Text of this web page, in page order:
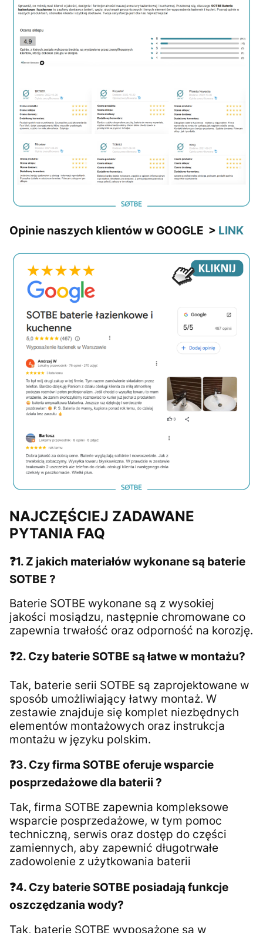
Opinie naszych klientów w GOOGLE > LINK
NAJCZĘŚCIEJ ZADAWANE
PYTANIA FAQ
❓1. Z jakich materiałów wykonane są baterie
SOTBE ?
Baterie SOTBE wykonane są z wysokiej
jakości mosiądzu, następnie chromowane co
zapewnia trwałość oraz odporność na korozję.
❓2. Czy baterie SOTBE są łatwe w montażu?
Tak, baterie serii SOTBE są zaprojektowane w
sposób umożliwiający łatwy montaż. W
zestawie znajduje się komplet niezbędnych
elementów montażowych oraz instrukcja
montażu w języku polskim.
❓3. Czy firma SOTBE oferuje wsparcie
posprzedażowe dla baterii ?
Tak, firma SOTBE zapewnia kompleksowe
wsparcie posprzedażowe, w tym pomoc
techniczną, serwis oraz dostęp do części
zamiennych, aby zapewnić długotrwałe
zadowolenie z użytkowania baterii
❓4. Czy baterie SOTBE posiadają funkcje
oszczędzania wody?
Tak, baterie SOTBE wyposażone są w